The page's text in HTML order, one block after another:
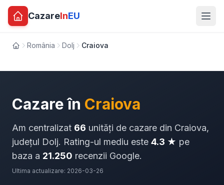
CazareInEU
AcasăRomânia Dolj Craiova
Cazare în Craiova
Am centralizat 66 unități de cazare din Craiova,
județul Dolj. Rating-ul mediu este 4.3 ★ pe
baza a 21.250 recenzii Google.
Ultima actualizare: 2026-03-26